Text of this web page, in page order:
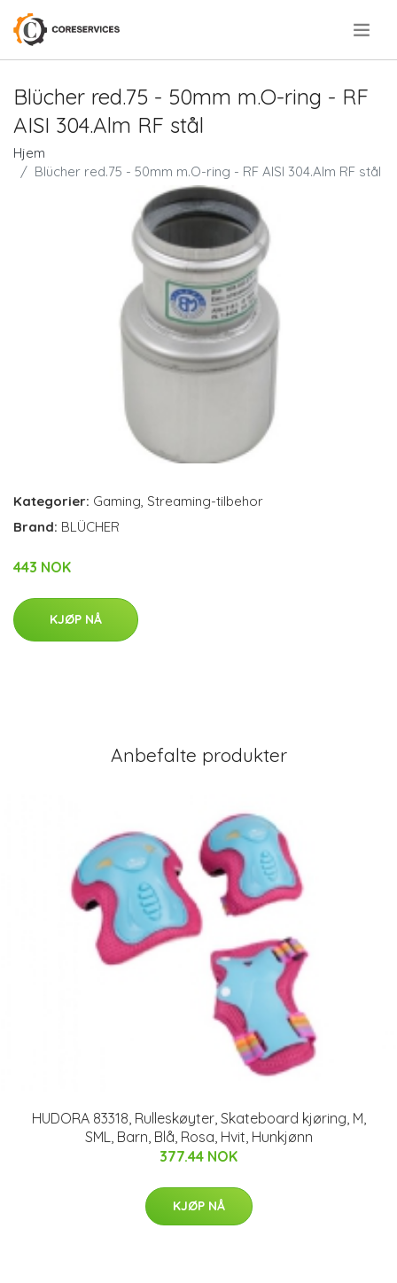
Blücher red.75 - 50mm m.O-ring - RF
AISI 304.Alm RF stål
Hjem
Blücher red.75 - 50mm m.O-ring - RF AISI 304.Alm RF stål
Kategorier: Gaming Streaming-tilbehor
Brand: BLÜCHER
443 NOK
KJØP NÅ
Anbefalte produkter
HUDORA 83318, Rulleskøyter, Skateboard kjøring, M,
SML, Barn, Blå, Rosa, Hvit, Hunkjønn
377.44 NOK
KJØP NÅ